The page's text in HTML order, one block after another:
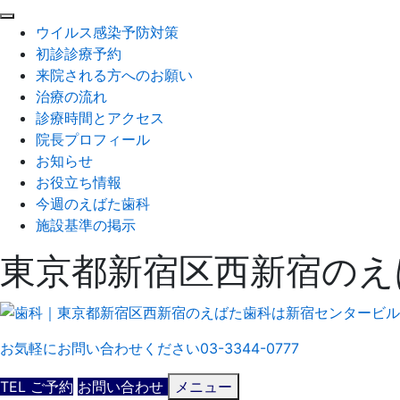
ウイルス感染予防対策
初診診療予約
来院される方へのお願い
治療の流れ
診療時間とアクセス
院長プロフィール
お知らせ
お役立ち情報
今週のえばた歯科
施設基準の掲示
東京都新宿区西新宿の
お気軽にお問い合わせください03-3344-0777
TEL ご予約 お問い合わせ メニュー